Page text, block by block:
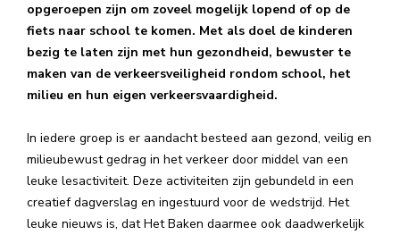
opgeroepen zijn om zoveel mogelijk lopend of op de
fiets naar school te komen. Met als doel de kinderen
bezig te laten zijn met hun gezondheid, bewuster te
maken van de verkeersveiligheid rondom school, het
milieu en hun eigen verkeersvaardigheid.
In iedere groep is er aandacht besteed aan gezond, veilig en
milieubewust gedrag in het verkeer door middel van een
leuke lesactiviteit. Deze activiteiten zijn gebundeld in een
creatief dagverslag en ingestuurd voor de wedstrijd. Het
leuke nieuws is, dat Het Baken daarmee ook daadwerkelijk